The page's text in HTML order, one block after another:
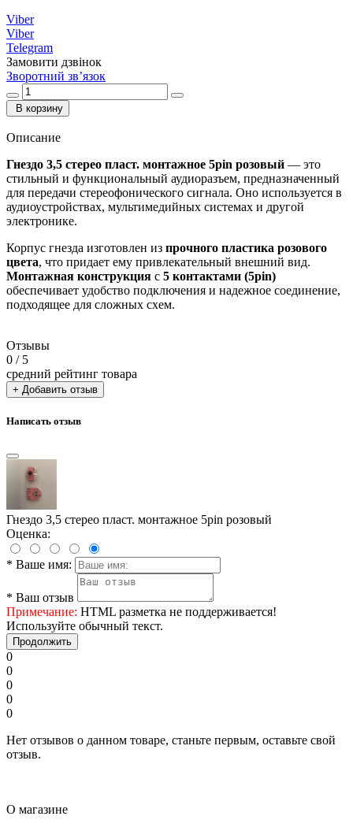
Viber
Viber
Telegram
Замовити дзвінок
Зворотний зв’язок
В корзину
Описание
Гнездо 3,5 стерео пласт. монтажное 5pin розовый — это
стильный и функциональный аудиоразъем, предназначенный
для передачи стереофонического сигнала. Оно используется в
аудиоустройствах, мультимедийных системах и другой
электронике.
Корпус гнезда изготовлен из прочного пластика розового
цвета, что придает ему привлекательный внешний вид.
Монтажная конструкция с 5 контактами (5pin)
обеспечивает удобство подключения и надежное соединение,
подходящее для сложных схем.
Отзывы
0 / 5
средний рейтинг товара
+ Добавить отзыв
Написать отзыв
Гнездо 3,5 стерео пласт. монтажное 5pin розовый
Оценка:
* Ваше имя:
* Ваш отзыв
Примечание: HTML разметка не поддерживается!
Используйте обычный текст.
Продолжить
0
0
0
0
0
Нет отзывов о данном товаре, станьте первым, оставьте свой
отзыв.
О магазине